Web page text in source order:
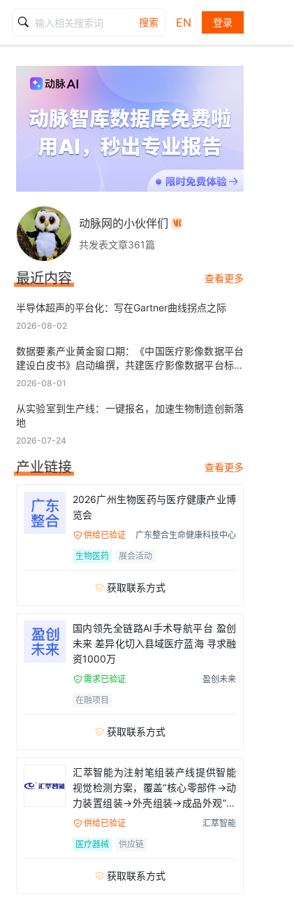
搜索 EN 登录
动脉网的小伙伴们 
共发表文章361篇
最近内容 查看更多
半导体超声的平台化：写在Gartner曲线拐点之际
2026-08-02
数据要素产业黄金窗口期：《中国医疗影像数据平台
建设白皮书》启动编撰，共建医疗影像数据平台标准
化路径
2026-08-01
从实验室到生产线：一键报名，加速生物制造创新落
地
2026-07-24
产业链接 查看更多
2026广州生物医药与医疗健康产业博
览会
 供给已验证
广东整合生命健康科技中心
生物医药
展会活动
 获取联系方式
国内领先全链路AI手术导航平台 盈创
未来 差异化切入县域医疗蓝海 寻求融
资1000万
 需求已验证
盈创未来
在融项目
 获取联系方式
汇萃智能为注射笔组装产线提供智能
视觉检测方案，覆盖“核心零部件→动
力装置组装→外壳组装→成品外观”全
流程
 供给已验证
汇萃智能
医疗器械
供应链
 获取联系方式